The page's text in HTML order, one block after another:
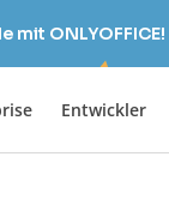
mit ONLYOFFICE!
Entwickler